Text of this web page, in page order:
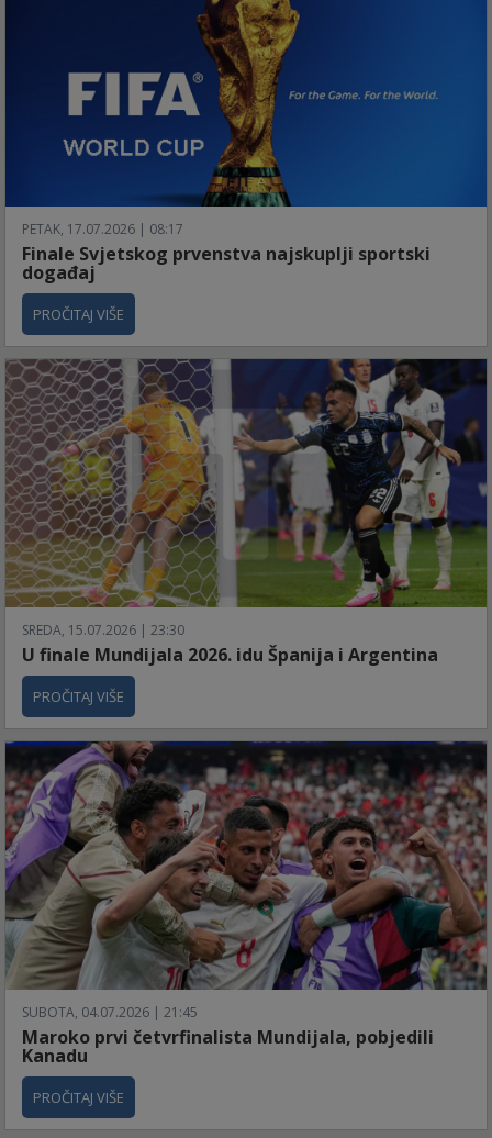
PETAK, 17.07.2026 | 08:17
Finale Svjetskog prvenstva najskuplji sportski
događaj
PROČITAJ VIŠE
SREDA, 15.07.2026 | 23:30
U finale Mundijala 2026. idu Španija i Argentina
PROČITAJ VIŠE
SUBOTA, 04.07.2026 | 21:45
Maroko prvi četvrfinalista Mundijala, pobjedili
Kanadu
PROČITAJ VIŠE